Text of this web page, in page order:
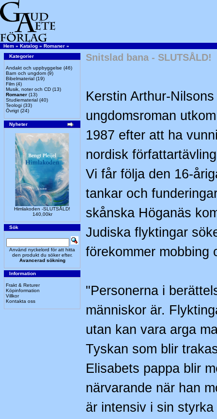
Hem » Katalog » Romaner »
Kategorier
Andakt och uppbyggelse (46)
Barn och ungdom (9)
Bibelmaterial (19)
Film (4)
Musik, noter och CD (13)
Romaner (13)
Studiematerial (40)
Teologi (33)
Övrigt (24)
Nyheter
Himlakoden -SLUTSÅLD!
140,00kr
Sök
Använd nyckelord för att hitta
den produkt du söker efter.
Avancerad sökning
Information
Frakt & Returer
Köpinformation
Villkor
Kontakta oss
Snitslad bana - SLUTSÅLD!
Kerstin Arthur-Nilsons
ungdomsroman
1987 efter att ha
nordisk
Vi får följa den 16-
tankar och
skånska Höganäs
Judiska flyktingar
förekommer mobbing
"Personerna i
människor är.
utan kan vara arga
Tyskan som blir
Elisabets pappa blir
närvarande när han
är intensiv i sin